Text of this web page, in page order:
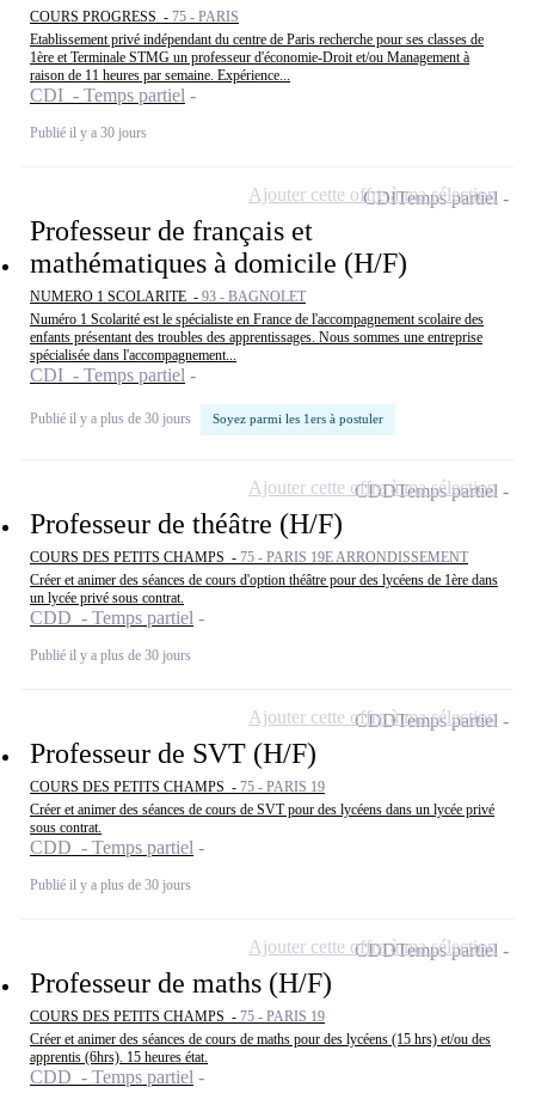
COURS PROGRESS - 75 - PARIS
Etablissement privé indépendant du centre de Paris recherche pour ses classes de
1ère et Terminale STMG un professeur d'économie-Droit et/ou Management à
raison de 11 heures par semaine. Expérience...
CDI - Temps partiel
Publié il y a 30 jours
Professeur de français et
mathématiques à domicile (H/F)
NUMERO 1 SCOLARITE - 93 - BAGNOLET
Numéro 1 Scolarité est le spécialiste en France de l'accompagnement scolaire des
enfants présentant des troubles des apprentissages. Nous sommes une entreprise
spécialisée dans l'accompagnement...
CDI - Temps partiel
Publié il y a plus de 30 jours Soyez parmi les 1ers à postuler
CDITemps partiel
Ajouter cette offre à ma sélection
Professeur de théâtre (H/F)
COURS DES PETITS CHAMPS - 75 - PARIS 19E ARRONDISSEMENT
Créer et animer des séances de cours d'option théâtre pour des lycéens de 1ère dans
un lycée privé sous contrat.
CDD - Temps partiel
Publié il y a plus de 30 jours
CDDTemps partiel
Ajouter cette offre à ma sélection
Professeur de SVT (H/F)
COURS DES PETITS CHAMPS - 75 - PARIS 19
Créer et animer des séances de cours de SVT pour des lycéens dans un lycée privé
sous contrat.
CDD - Temps partiel
Publié il y a plus de 30 jours
CDDTemps partiel
Ajouter cette offre à ma sélection
Professeur de maths (H/F)
COURS DES PETITS CHAMPS - 75 - PARIS 19
Créer et animer des séances de cours de maths pour des lycéens (15 hrs) et/ou des
apprentis (6hrs). 15 heures état.
CDD - Temps partiel
CDDTemps partiel
Ajouter cette offre à ma sélection